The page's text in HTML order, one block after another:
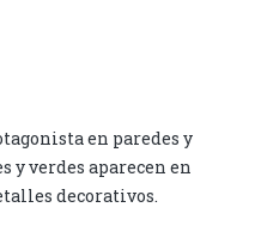
en paredes y
y verdes aparecen en
decorativos.